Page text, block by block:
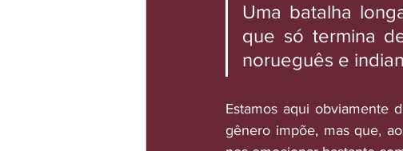
Uma batalha
que só termina
norueguês e
Estamos aqui obviamente
gênero impõe, mas que,